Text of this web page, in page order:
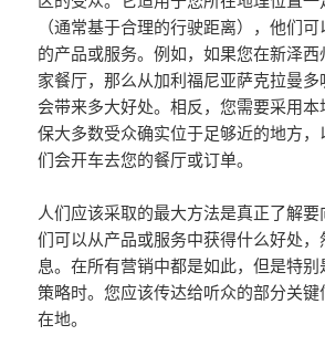
（通常基于合理的行驶距离），他们
的产品或服务。例如，如果您在新泽
家餐厅，那么从加利福尼亚萨克拉曼
会带来多大好处。相反，您需要采用
保大多数受众确实位于足够近的地方
们会开车去您的餐厅或订单。
人们应该采取的最大方法是真正了解
们可以从产品或服务中获得什么好处
息。在所有营销中都是如此，但是特
策略时。您应该传达给听众的部分关
在地。